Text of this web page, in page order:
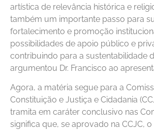
artística de relevância histórica e
também um importante passo para
fortalecimento e promoção
possibilidades de apoio público e
contribuindo para a sustentabilidade
argumentou Dr. Francisco ao
Agora, a matéria segue para a
Constituição e Justiça e Cidadania
tramita em caráter conclusivo nas
significa que, se aprovado na CCJC,